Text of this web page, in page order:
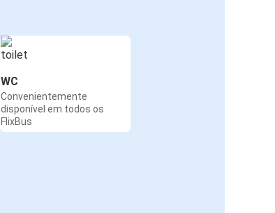
WC
Convenientemente
disponível em todos os
FlixBus